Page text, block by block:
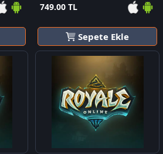
749.00 TL
Sepete Ekle